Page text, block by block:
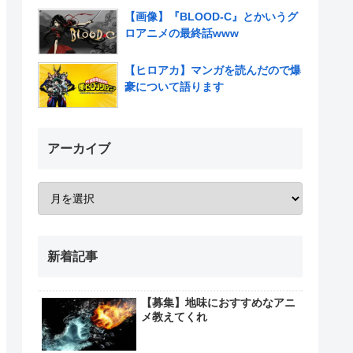
いだろ…また三人揃ってるんだぜ」
【画像】『BLOOD-C』とかいうグ
ロアニメの最終話www
【ヒロアカ】マンガを読んだので爆
豪について語ります
アーカイブ
新着記事
【募集】地味におすすめなアニ
メ教えてくれ